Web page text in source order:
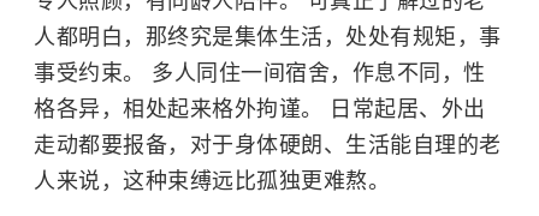
人都明白，那终究是集体生活，处处有规矩，事
事受约束。 多人同住一间宿舍，作息不同，性
格各异，相处起来格外拘谨。 日常起居、外出
走动都要报备，对于身体硬朗、生活能自理的老
人来说，这种束缚远比孤独更难熬。